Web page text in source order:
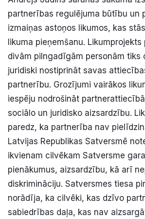
partnerības regulējuma būtību un
izmaiņas astoņos likumos, kas
likuma pieņemšanu. Likumprojekts
divām pilngadīgām personām tiks
juridiski nostiprināt savas
partnerību. Grozījumi vairākos
iespēju nodrošināt
sociālo un juridisko aizsardzību.
paredz, ka partnerība nav
Latvijas Republikas Satversmē
ikvienam cilvēkam Satversme
pienākumus, aizsardzību, kā arī
diskrimināciju. Satversmes tiesa
norādīja, ka cilvēki, kas dzīvo
sabiedrības daļa, kas nav